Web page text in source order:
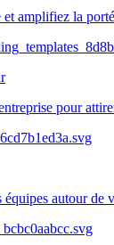
amplifiez la
pour
autour de